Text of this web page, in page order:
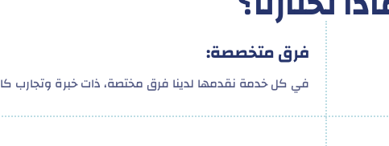
فرق متخصصة:
في كل خدمة نقدمها لدينا فرق مختصة، ذات خبرة وتجارب